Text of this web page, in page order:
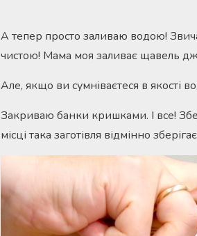
А тепер просто заливаю водою!
чистою! Мама моя заливає щавель
Але, якщо ви сумніваєтеся в якості
Закриваю банки кришками. І все!
місці така заготівля відмінно